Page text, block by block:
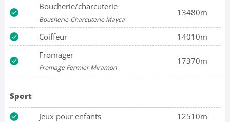
Boucherie/charcuterie
Boucherie-Charcuterie Mayca
13480m
Coiffeur
14010m
Fromager
Fromage Fermier Miramon
17370m
Sport
Jeux pour enfants
12510m